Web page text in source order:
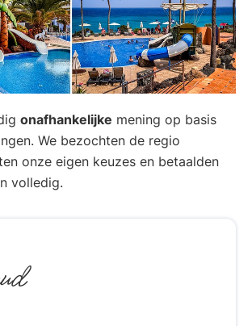
onafhankelijke mening op basis
We bezochten de regio
onze eigen keuzes en betaalden
volledig.